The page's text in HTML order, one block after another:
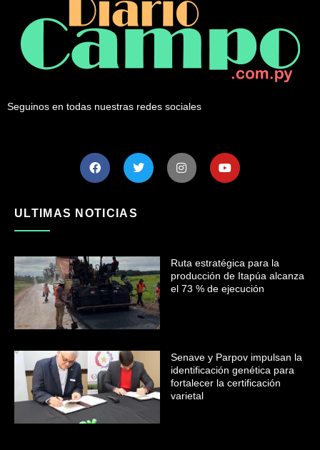
Seguinos en todas nuestras redes sociales
ULTIMAS NOTICIAS
Ruta estratégica para la
producción de Itapúa alcanza
el 73 % de ejecución
Senave y Parpov impulsan la
identificación genética para
fortalecer la certificación
varietal